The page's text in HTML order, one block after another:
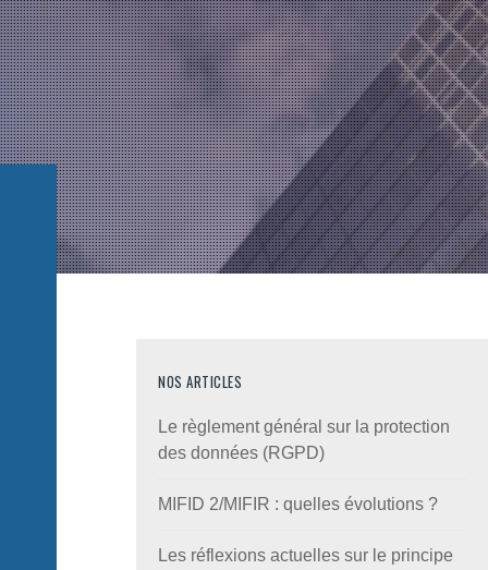
NOS ARTICLES
Le règlement général sur la protection
des données (RGPD)
MIFID 2/MIFIR : quelles évolutions ?
Les réflexions actuelles sur le principe